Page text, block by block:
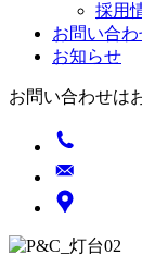
採用
お問い合わ
お知らせ
お問い合わせは